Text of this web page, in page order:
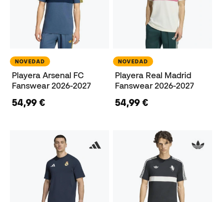
NOVEDAD
Playera Arsenal FC
Fanswear 2026-2027
54,99 €
NOVEDAD
Playera Real Madrid
Fanswear 2026-2027
54,99 €